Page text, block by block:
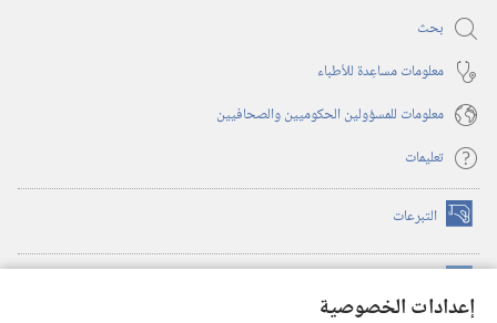
إعدادات الخصوصية
بحث
معلومات مساعِدة للأطباء
معلومات للمسؤولين الحكوميين والصحافيين
تعليمات
التبرعات (يفتح
نافذة
(يفتح